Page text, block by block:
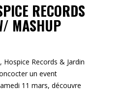
RECORDS
MASHUP
Records & Jardin
un event
11 mars, découvre